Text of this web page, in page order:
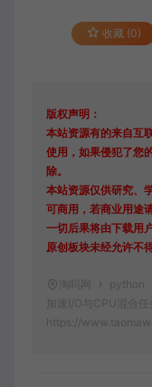
收藏 (0)
版权声明：
本站资源有的来自互
使用，如果侵犯了您
除。
本站资源仅供研究、
可商用，若商业用途
一切后果将由下载用
原创板块未经允许不
淘吗网 python
加速I/O与CPU混合任
https://